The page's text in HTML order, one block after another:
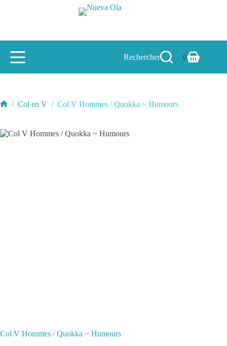
Rechercher
Panier
0
/ Col en V / Col V Hommes / Quokka ~ Humours
Col V Hommes / Quokka ~ Humours